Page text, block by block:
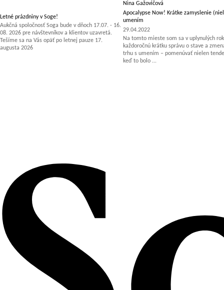
Letné prázdniny v Soge!
Aukčná spoločnosť Soga bude v dňoch 17.07. - 16.
08. 2026 pre návštevníkov a klientov uzavretá.
Tešíme sa na Vás opäť po letnej pauze 17.
augusta 2026
Nina Gažovičová
Apocalypse Now! Krátke zamyslenie
umením
29.04.2022
Na tomto mieste som sa v uplynulých
každoročnú krátku správu o stave a
trhu s umením – pomenúvať nielen
keď to bolo ...